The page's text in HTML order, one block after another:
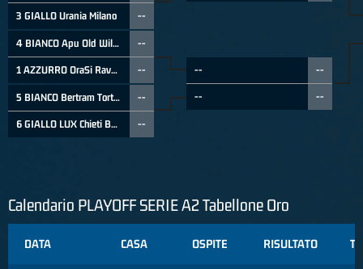
3 GIALLO Urania Milano --
4 BIANCO Apu Old Wild West Udine --
1 AZZURRO OraSi Ravenna --
5 BIANCO Bertram Tortona --
6 GIALLO LUX Chieti Basket 1974 --
-- --
-- --
Calendario PLAYOFF SERIE A2 Tabellone Oro
DATA CASA OSPITE RISULTATO